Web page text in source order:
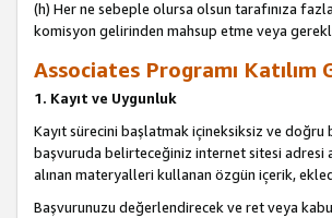
(h) Her ne sebeple olursa olsun tarafınıza
komisyon gelirinden mahsup etme veya
Associates Programı
1. Kayıt ve Uygunluk
Kayıt sürecini başlatmak içineksiksiz ve doğru
başvuruda belirteceğiniz internet sitesi adresi
alınan materyalleri kullanan özgün içerik,
Başvurunuzu değerlendirecek ve ret veya